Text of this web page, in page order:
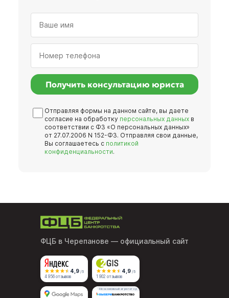
Получить консультацию юриста
Отправляя формы на данном сайте, вы даете
согласие на обработку персональных данных в
соответствии с ФЗ «О персональных данных»
от 27.07.2006 N 152-ФЗ. Отправляя свои данные,
Вы соглашаетесь с политикой
конфиденциальности.
ФЦБ в Черепанове — официальный сайт
4,9 /5
4 956 отзывов
4,9 /5
1 902 отзывов
Независимый агрегатор